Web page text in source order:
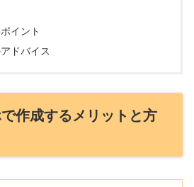
イント
ドバイス
作成するメリットと方